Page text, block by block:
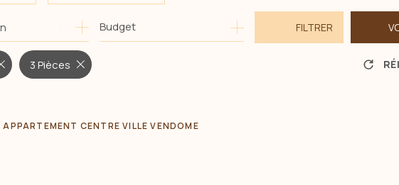
PRO
Budget FILTRER
3 Pièces
APPARTEMENT CENTRE VILLE VENDOME